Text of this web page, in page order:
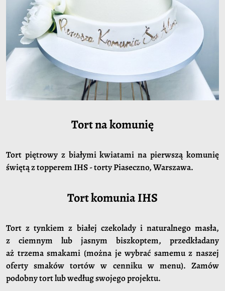
Tort na komunię
Tort piętrowy z białymi kwiatami na pierwszą komunię
świętą z topperem IHS - torty Piaseczno, Warszawa.
Tort komunia IHS
Tort z tynkiem z białej czekolady i naturalnego masła,
z ciemnym lub jasnym biszkoptem, przedkładany
aż trzema smakami (można je wybrać samemu z naszej
oferty smaków tortów w cenniku w menu). Zamów
podobny tort lub według swojego projektu.